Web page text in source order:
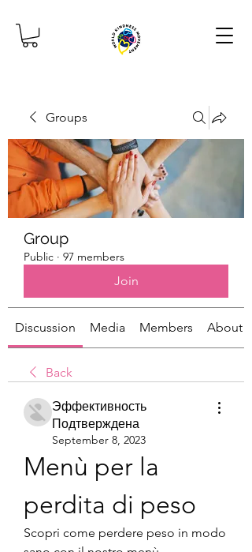
Groups
Group
Public · 97 members
Join
Discussion Media Members About
Back
Эффективность
Подтверждена
September 8, 2023
Menù per la
perdita di peso
Scopri come perdere peso in modo